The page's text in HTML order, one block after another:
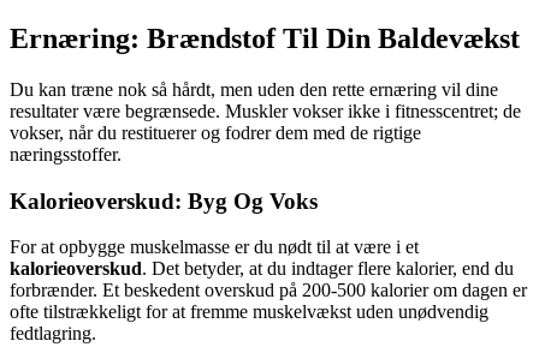
Ernæring: Brændstof Til Din Baldevækst
Du kan træne nok så hårdt, men uden den rette ernæring vil dine
resultater være begrænsede. Muskler vokser ikke i fitnesscentret; de
vokser, når du restituerer og fodrer dem med de rigtige
næringsstoffer.
Kalorieoverskud: Byg Og Voks
For at opbygge muskelmasse er du nødt til at være i et
kalorieoverskud. Det betyder, at du indtager flere kalorier, end du
forbrænder. Et beskedent overskud på 200-500 kalorier om dagen er
ofte tilstrækkeligt for at fremme muskelvækst uden unødvendig
fedtlagring.